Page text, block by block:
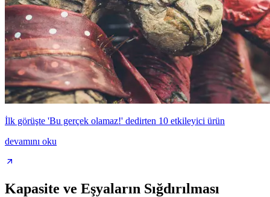
İlk görüşte 'Bu gerçek olamaz!' dedirten 10 etkileyici ürün
devamını oku
Kapasite ve Eşyaların Sığdırılması